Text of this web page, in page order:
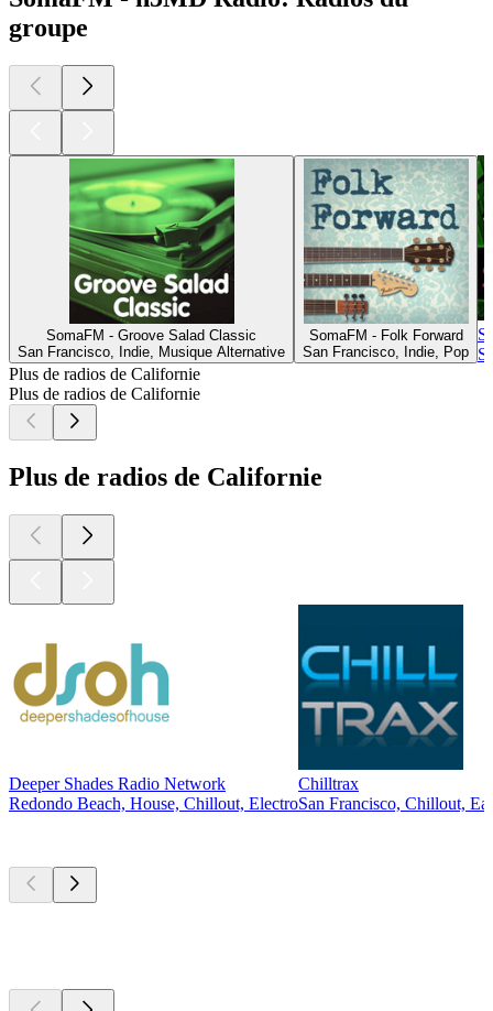
groupe
SomaFM - Groove Salad Classic
San Francisco, Indie, Musique Alternative
SomaFM - Folk Forward
San Francisco, Indie, Pop
Plus de radios de Californie
Plus de radios de Californie
Plus de radios de Californie
Deeper Shades Radio Network
Redondo Beach, House, Chillout, Electro
Chilltrax
San Francisco, Chillout,